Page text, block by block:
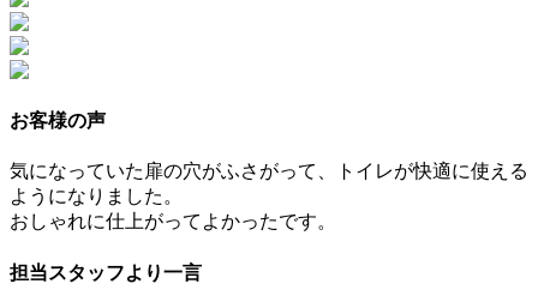
お客様の声
気になっていた扉の穴がふさがって、トイレが快適に使える
ようになりました。
おしゃれに仕上がってよかったです。
担当スタッフより一言